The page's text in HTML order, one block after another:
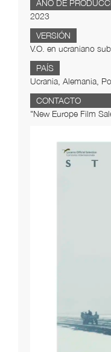
AÑO DE
2023
VERSIÓN
V.O. en ucraniano
PAÍS
Ucrania, Alemania,
CONTACTO
"New Europe Film